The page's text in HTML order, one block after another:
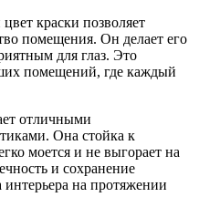
краски позволяет
помещения. Он делает его
для глаз. Это
помещений, где каждый
отличными
Она стойка к
моется и не выгорает на
и сохранение
на протяжении